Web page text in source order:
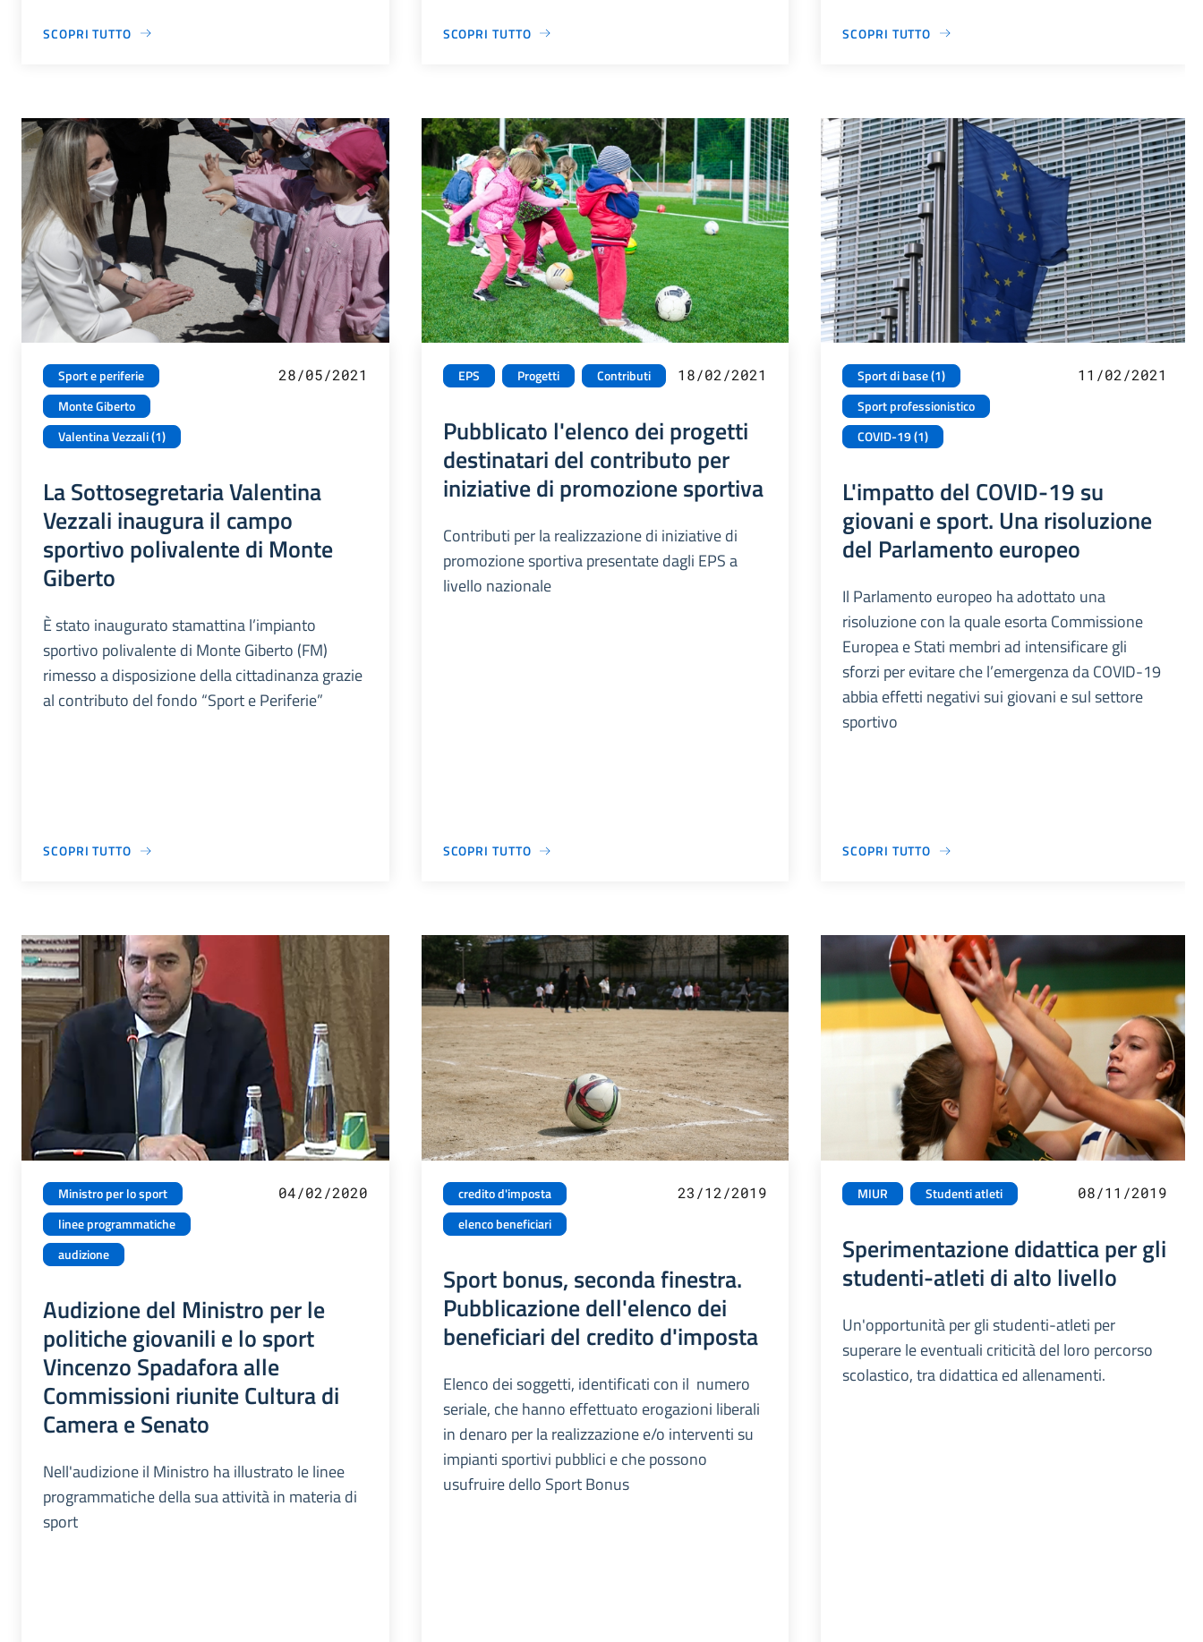
SCOPRI TUTTO SCOPRI TUTTO SCOPRI TUTTO
Sport e periferie
Monte Giberto
Valentina Vezzali (1)
28/05/2021
La Sottosegretaria Valentina
Vezzali inaugura il campo
sportivo polivalente di Monte
Giberto
È stato inaugurato stamattina l’impianto
sportivo polivalente di Monte Giberto (FM)
rimesso a disposizione della cittadinanza grazie
al contributo del fondo “Sport e Periferie”
SCOPRI TUTTO
EPS Progetti Contributi 18/02/2021
Pubblicato l'elenco dei progetti
destinatari del contributo per
iniziative di promozione sportiva
Contributi per la realizzazione di iniziative di
promozione sportiva presentate dagli EPS a
livello nazionale
SCOPRI TUTTO
Sport di base (1)
Sport professionistico
COVID-19 (1)
11/02/2021
L'impatto del COVID-19 su
giovani e sport. Una risoluzione
del Parlamento europeo
Il Parlamento europeo ha adottato una
risoluzione con la quale esorta Commissione
Europea e Stati membri ad intensificare gli
sforzi per evitare che l’emergenza da COVID-19
abbia effetti negativi sui giovani e sul settore
sportivo
SCOPRI TUTTO
Ministro per lo sport
linee programmatiche
audizione
04/02/2020
Audizione del Ministro per le
politiche giovanili e lo sport
Vincenzo Spadafora alle
Commissioni riunite Cultura di
Camera e Senato
Nell'audizione il Ministro ha illustrato le linee
programmatiche della sua attività in materia di
sport
credito d'imposta
elenco beneficiari
23/12/2019
Sport bonus, seconda finestra.
Pubblicazione dell'elenco dei
beneficiari del credito d'imposta
Elenco dei soggetti, identificati con il numero
seriale, che hanno effettuato erogazioni liberali
in denaro per la realizzazione e/o interventi su
impianti sportivi pubblici e che possono
usufruire dello Sport Bonus
MIUR Studenti atleti 08/11/2019
Sperimentazione didattica per gli
studenti-atleti di alto livello
Un'opportunità per gli studenti-atleti per
superare le eventuali criticità del loro percorso
scolastico, tra didattica ed allenamenti.